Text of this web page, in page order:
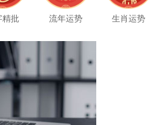
精批 流年运势 生肖运势